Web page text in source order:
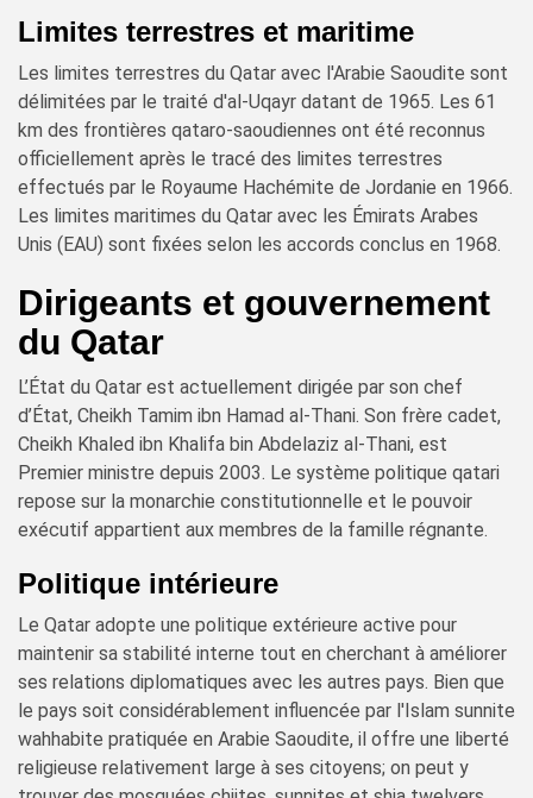
Limites terrestres et maritime
Les limites terrestres du Qatar avec l'Arabie Saoudite sont
délimitées par le traité d'al-Uqayr datant de 1965. Les 61
km des frontières qataro-saoudiennes ont été reconnus
officiellement après le tracé des limites terrestres
effectués par le Royaume Hachémite de Jordanie en 1966.
Les limites maritimes du Qatar avec les Émirats Arabes
Unis (EAU) sont fixées selon les accords conclus en 1968.
Dirigeants et gouvernement
du Qatar
L’État du Qatar est actuellement dirigée par son chef
d’État, Cheikh Tamim ibn Hamad al-Thani. Son frère cadet,
Cheikh Khaled ibn Khalifa bin Abdelaziz al-Thani, est
Premier ministre depuis 2003. Le système politique qatari
repose sur la monarchie constitutionnelle et le pouvoir
exécutif appartient aux membres de la famille régnante.
Politique intérieure
Le Qatar adopte une politique extérieure active pour
maintenir sa stabilité interne tout en cherchant à améliorer
ses relations diplomatiques avec les autres pays. Bien que
le pays soit considérablement influencée par l'Islam sunnite
wahhabite pratiquée en Arabie Saoudite, il offre une liberté
religieuse relativement large à ses citoyens; on peut y